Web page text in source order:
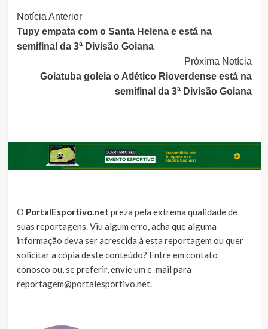
Continue
Lendo
Notícia Anterior
Tupy empata com o Santa Helena e está na
semifinal da 3ª Divisão Goiana
Próxima Notícia
Goiatuba goleia o Atlético Rioverdense está na
semifinal da 3ª Divisão Goiana
O PortalEsportivo.net preza pela extrema qualidade de
suas reportagens. Viu algum erro, acha que alguma
informação deva ser acrescida à esta reportagem ou quer
solicitar a cópia deste conteúdo? Entre em contato
conosco ou, se preferir, envie um e-mail para
reportagem@portalesportivo.net.